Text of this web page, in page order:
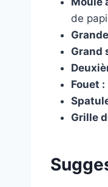
de
Grand
Fouet :
Grille